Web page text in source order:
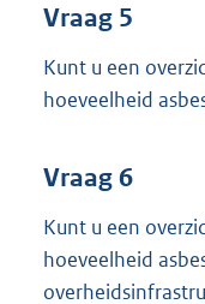
Vraag 5
Kunt u een
hoeveelheid
Vraag 6
Kunt u een
hoeveelheid